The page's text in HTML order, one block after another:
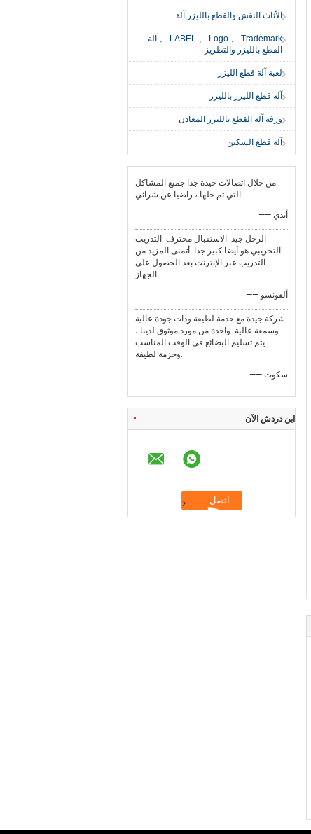
الأثاث النقش والقطع بالليزر آلة
LABEL 、 Logo 、 Trademark 、 آلة
القطع بالليزر والتطريز
لعبة آلة قطع الليزر
آلة قطع الليزر بالليزر
ورقة آلة القطع بالليزر المعادن
آلة قطع السكين
من خلال اتصالات جيدة جدا جميع المشاكل
التي تم حلها ، راضيا عن شرائي.
—— أندي
الرجل جيد. الاستقبال محترف. التدريب
التجريبي هو أيضا كبير جدا. أتمنى المزيد من
التدريب عبر الإنترنت بعد الحصول على
الجهاز.
—— ألفونسو
شركة جيدة مع خدمة لطيفة وذات جودة عالية
وسمعة عالية. واحدة من مورد موثوق لدينا ،
يتم تسليم البضائع في الوقت المناسب
وحزمة لطيفة.
—— سكوت
ابن دردش الآن